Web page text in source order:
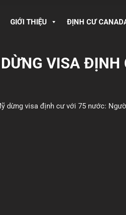
GIỚI THIỆU ĐỊNH CƯ
VISA
dừng visa định cư với 75 nước: